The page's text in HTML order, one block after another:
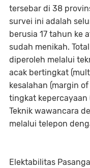
tersebar di 38
survei ini adalah
berusia 17 tahun ke
sudah menikah.
diperoleh melalui
acak bertingkat
kesalahan (margin
tingkat kepercayaan
Teknik wawancara
melalui telepon
Elektabilitas